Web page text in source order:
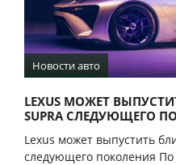
Новости авто
LEXUS МОЖЕТ
SUPRA СЛЕДУЮЩЕГО
Lexus может выпустить
следующего поколения